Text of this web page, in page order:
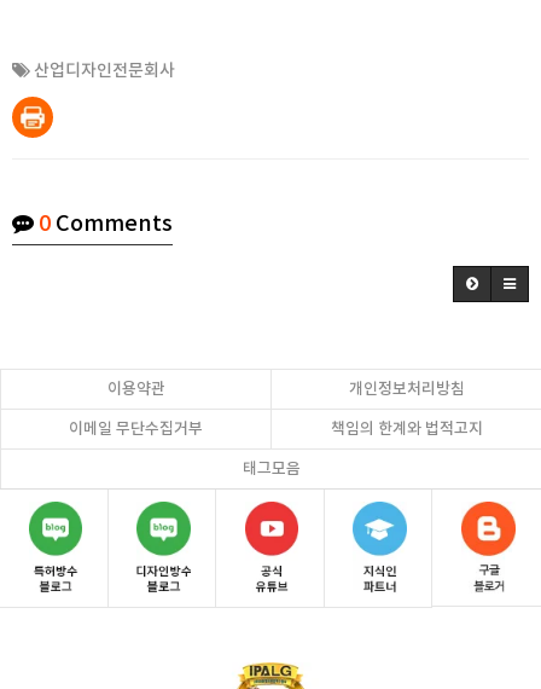
산업디자인전문회사
0 Comments
이용약관 개인정보처리방침
이메일 무단수집거부 책임의 한계와 법적고지
태그모음